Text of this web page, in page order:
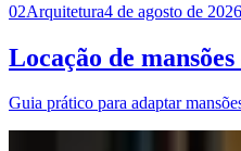
02Arquitetura4 de agosto de 2026
Locação de
Guia prático para adaptar